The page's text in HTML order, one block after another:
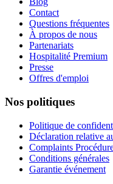
Contact
Questions fréquentes
À propos de nous
Partenariats
Hospitalité Premium
Presse
Offres d'emploi
Nos politiques
Politique de
Déclaration relative
Complaints
Conditions générales
Garantie événement